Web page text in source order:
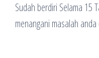
Sudah berdiri Selama 15
menangani masalah